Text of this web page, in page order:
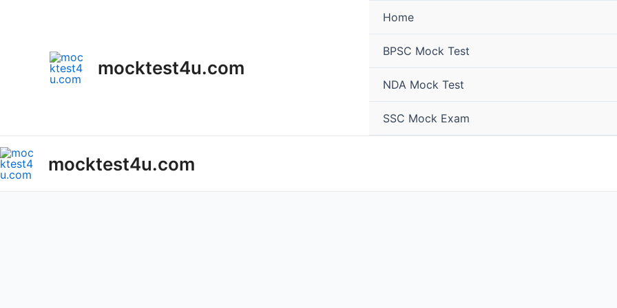
mocktest4u.com
Home
BPSC Mock Test
NDA Mock Test
SSC Mock Exam
mocktest4u.com